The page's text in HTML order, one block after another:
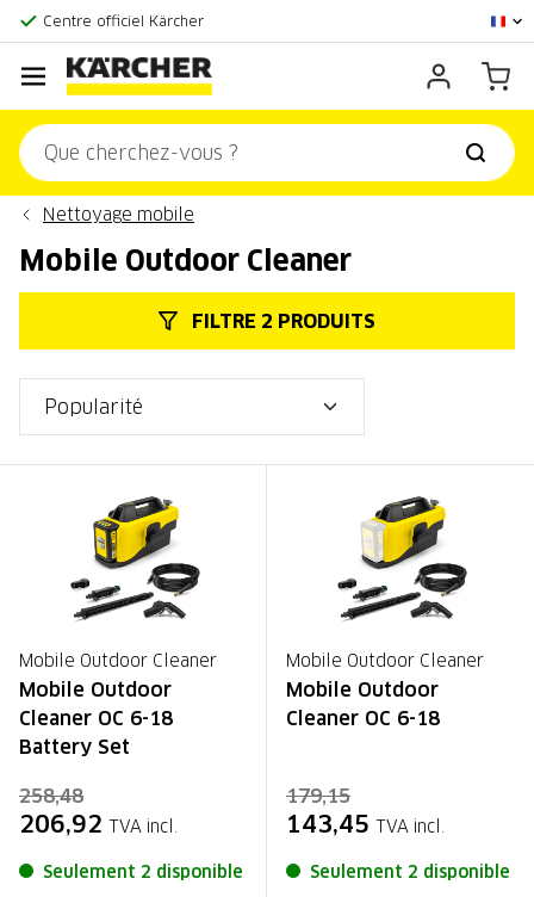
Centre officiel Kärcher
Score client:9,3/10
Nettoyage mobile
Mobile Outdoor Cleaner
FILTRE 2 PRODUITS
Mobile Outdoor Cleaner
Mobile Outdoor
Cleaner OC 6-18
Battery Set
258,48
206,92 TVA incl.
Seulement 2 disponible
Mobile Outdoor Cleaner
Mobile Outdoor
Cleaner OC 6-18
179,15
143,45 TVA incl.
Seulement 2 disponible